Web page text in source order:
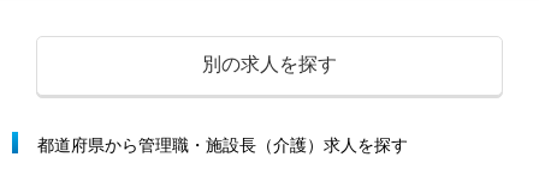
別の求人を探す
都道府県から管理職・施設長（介護）求人を探す